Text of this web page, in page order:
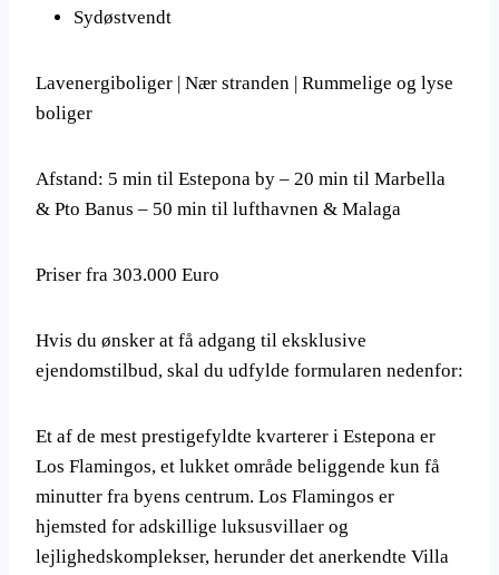
Sydøstvendt
Lavenergiboliger | Nær stranden | Rummelige og lyse
boliger
Afstand: 5 min til Estepona by – 20 min til Marbella
& Pto Banus – 50 min til lufthavnen & Malaga
Priser fra 303.000 Euro
Hvis du ønsker at få adgang til eksklusive
ejendomstilbud, skal du udfylde formularen nedenfor:
Et af de mest prestigefyldte kvarterer i Estepona er
Los Flamingos, et lukket område beliggende kun få
minutter fra byens centrum. Los Flamingos er
hjemsted for adskillige luksusvillaer og
lejlighedskomplekser, herunder det anerkendte Villa